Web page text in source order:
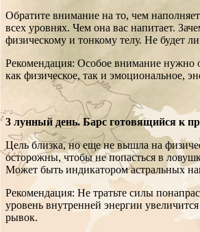
Обратите внимание на то, чем
всех уровнях. Чем она вас напитает.
физическому и тонкому телу. Не будет
Рекомендация: Особое внимание нужно
как физическое, так и эмоциональное,
3 лунный день. Барс готовящийся к
Цель близка, но еще не вышла на
осторожны, чтобы не попасться в
Может быть индикатором астральных
Рекомендация: Не тратьте силы
уровень внутренней энергии увеличится
рывок.